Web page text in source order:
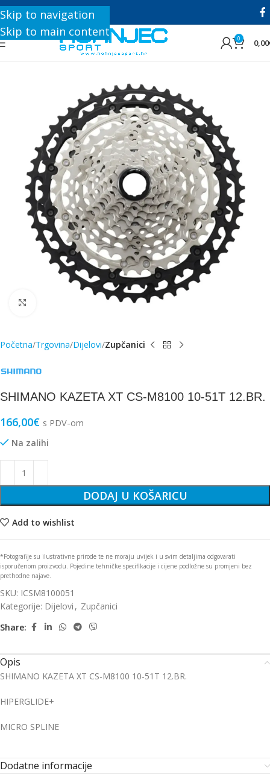
Skip to navigation
Skip to main content
+385 1 8896 200
0 0,00
Početna Trgovina Dijelovi Zupčanici
SHIMANO KAZETA XT CS-M8100 10-51T 12.BR.
166,00€ s PDV-om
Na zalihi
DODAJ U KOŠARICU
Add to wishlist
*Fotografije su ilustrativne prirode te ne moraju uvijek i u svim detaljima odgovarati
isporučenom proizvodu. Pojedine tehničke specifikacije i cijene podložne su promjeni bez
prethodne najave.
SKU: ICSM8100051
Kategorije: Dijelovi , Zupčanici
Share:
Opis
SHIMANO KAZETA XT CS-M8100 10-51T 12.BR.
HIPERGLIDE+
MICRO SPLINE
Dodatne informacije